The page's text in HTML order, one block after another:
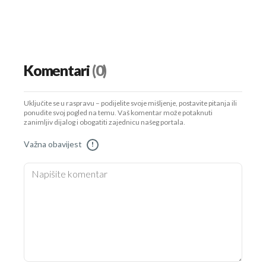
Komentari(0)
Uključite se u raspravu – podijelite svoje mišljenje, postavite pitanja ili
ponudite svoj pogled na temu. Vaš komentar može potaknuti
zanimljiv dijalog i obogatiti zajednicu našeg portala.
Važna obavijest !